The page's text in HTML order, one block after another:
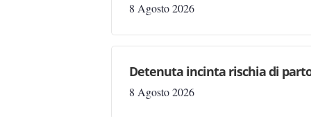
8 Agosto 2026
Detenuta incinta rischia di
8 Agosto 2026